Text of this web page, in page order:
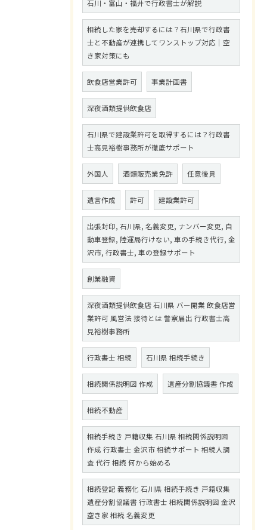
石川・富山・福井で行政書士が解説
相続した家を売却するには？石川県で行政書
士と不動産が連携してワンストップ対応｜空
き家対策にも
飲食店営業許可 事業計画書
深夜酒類提供飲食店
石川県で建設業許可を取得するには？行政書
士高見裕樹事務所が徹底サポート
外国人 酒類販売業免許 任意後見
遺言作成 許可 建設業許可
出張封印, 石川県, 名義変更, ナンバー変更, 自
動車登録, 陸運局行けない, 車の手続き代行, 金
沢市, 行政書士, 車の登録サポート
創業融資
深夜酒類提供飲食店 石川県 バー開業 飲食店営
業許可 風営法 接待とは 警察届出 行政書士高
見裕樹事務所
行政書士 相続 石川県 相続手続き
相続関係説明図 作成 遺産分割協議書 作成
相続不動産
相続手続き 戸籍収集 石川県 相続関係説明図
作成 行政書士 金沢市 相続サポート 相続人調
査 代行 相続 何から始める
相続登記 義務化 石川県 相続手続き 戸籍収集
遺産分割協議書 行政書士 相続関係説明図 金沢
空き家 相続 名義変更